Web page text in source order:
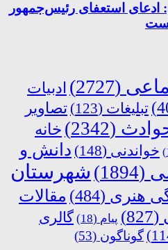
ادعای استعفای رئیس‌جمهور
(2727)
ادبیات
تبلیغات (123)
تصاویر
(2342)
خانه
خواندنی (148)
دانش و
(1894)
شهرستان
هنری (484)
مقالات
(827) پیام (18)
گالری
گوناگون (53)